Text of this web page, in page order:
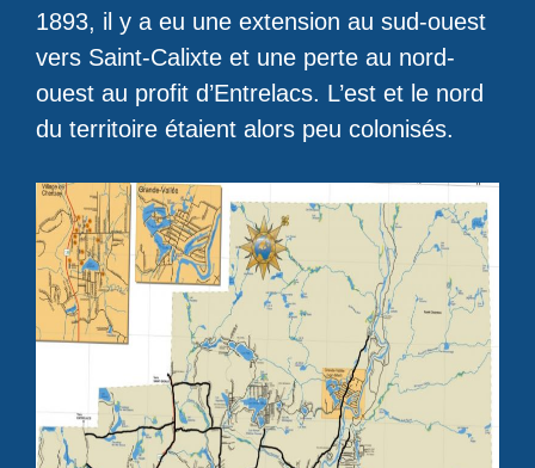
1893, il y a eu une extension au sud-ouest
vers Saint-Calixte et une perte au nord-
ouest au profit d’Entrelacs. L’est et le nord
du territoire étaient alors peu colonisés.